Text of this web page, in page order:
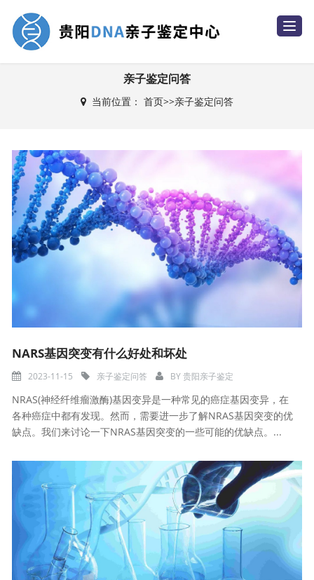
T
o
i
亲子鉴定问答
当前位置： 首页>>亲子鉴定问答
NARS基因突变有什么好处和坏处
2023-11-15 亲子鉴定问答 BY贵阳亲子鉴定
NRAS(神经纤维瘤激酶)基因变异是一种常见的癌症基因变异，在
各种癌症中都有发现。然而，需要进一步了解NRAS基因突变的优
缺点。我们来讨论一下NRAS基因突变的一些可能的优缺点。...